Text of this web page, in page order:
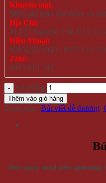
Khuyến mại:
Miễn phí giao nội thành và
Địa Chỉ:
714/17 Nguyễn Trãi, P.11,
Điện Thoại:
028 6261 0065 - 0935 616
Zalo:
0935 616 536
Số lượng
Thêm vào giỏ hàng
Danh mục: Bút viết dễ thương,
Bút quay mod pen spinning